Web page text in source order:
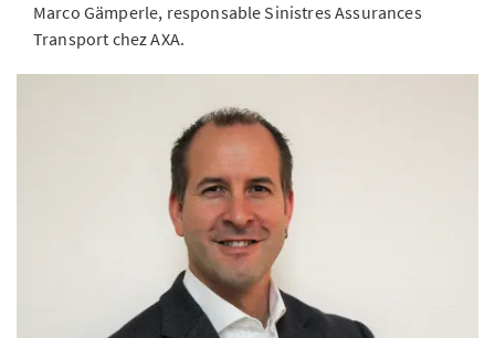
Marco Gämperle, responsable Sinistres Assurances
Transport chez AXA.